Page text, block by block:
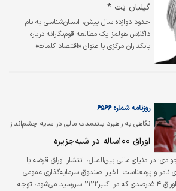
گیلیان تِت *
حدود دوازده سال پیش، انسان‌شناسی به نام
داگلاس هولمز یک مطالعه قوم‌نگارانه درباره
بانکداران مرکزی با عنوان «اقتصاد کلمات»
نادرست است.
نگاهی به راهبرد بلندمدت مالی در سایه چشم‌انداز
۲۰۳۰؛
روزنامه شماره ۶۵۶۶
اوراق ۱۰۰ساله در شبه‌جزیره
در دنیای مالی بین‌الملل، انتشار اوراق قرضه با
نادر و پرمعناست. اخیرا صندوق سرمایه‌گذاری عمومی
عربستان (PIF) با عرضه اوراق ۵.۴درصدی که در اکتبر۲۱۲۲ سررسید می‌شود، توجه